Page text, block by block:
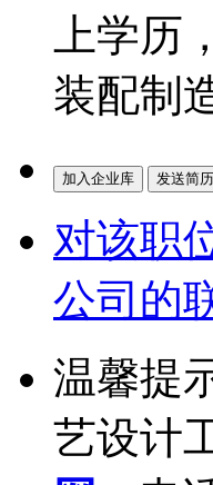
上学
装配制
对该职
公司的
温馨提
艺设计